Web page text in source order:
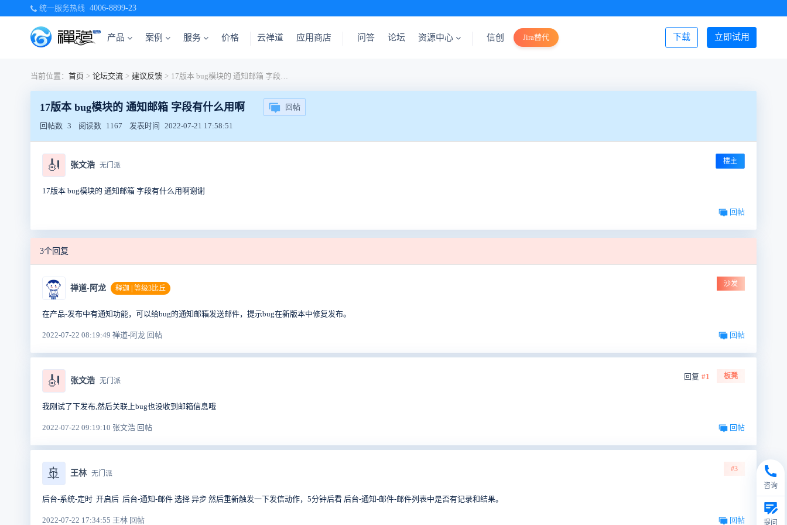
统一服务热线 4006-8899-23
产品 案例 服务 价格 立即试用
下载
云禅道 应用商店 问答 论坛 资源中心 信创 Jira替代 登录/注册
当前位置： 首页 > 论坛交流 > 建议反馈 > 17版本 bug模块的 通知邮箱 字段有什么用啊
17版本 bug模块的 通知邮箱 字段有什么用啊 回帖
回帖数 3 阅读数 1167 发表时间 2022-07-21 17:58:51
🎻 张文浩 无门派 楼主
17版本 bug模块的 通知邮箱 字段有什么用啊谢谢
回帖
3个回复
禅道-阿龙 释迦 | 等级3比丘
沙发
在产品-发布中有通知功能，可以给bug的通知邮箱发送邮件，提示bug在新版本中修复发布。
2022-07-22 08:19:49 禅道-阿龙 回帖 回帖
🎻 张文浩 无门派
板凳
回复 #1
我刚试了下发布,然后关联上bug也没收到邮箱信息哦
2022-07-22 09:19:10 张文浩 回帖 回帖
🚢 王林 无门派
#3
后台-系统-定时 开启后 后台-通知-邮件 选择 异步 然后重新触发一下发信动作，5分钟后看 后台-通知-邮件-邮件列表中是否有记录和结果。
2022-07-22 17:34:55 王林 回帖 回帖
咨询
提问